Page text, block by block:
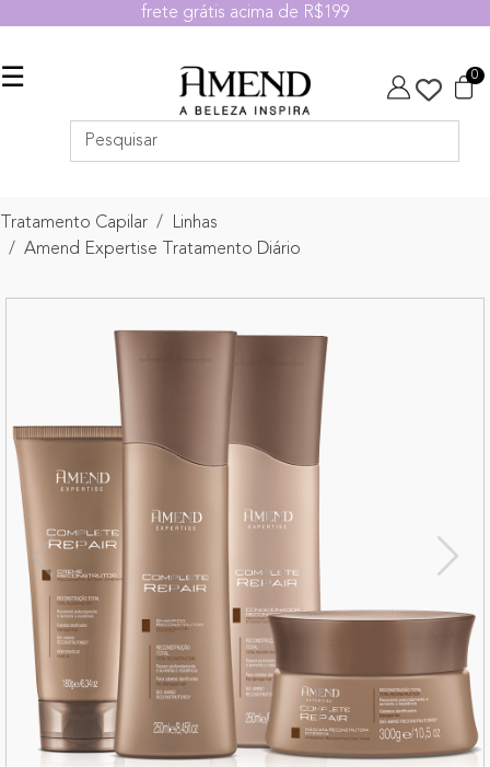
frete grátis acima de R$199
☰ 0
Tratamento Capilar
Linhas
Amend Expertise Tratamento Diário